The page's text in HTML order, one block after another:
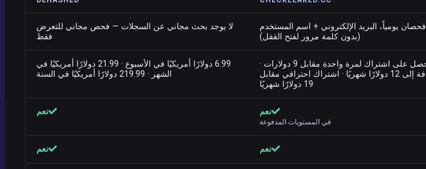
فحصان يومياً، البريد الإلكتروني + اسم المستخدم
(بدون كلمة مرور لفتح القفل)
لا يوجد بحث مجاني عن السجلات — فحص مجاني للتعرض
فقط
احصل على اشتراك لمرة واحدة مقابل 9 دولارات ·
بالإضافة إلى 12 دولارًا شهريًا · اشتراك احترافي مقابل
19 دولارًا شهريًا
6.99 دولارًا أمريكيًا في الأسبوع · 21.99 دولارًا أمريكيًا في
الشهر · 219.99 دولارًا أمريكيًا في السنة
نعم
في المستويات المدفوعة
نعم
نعم نعم